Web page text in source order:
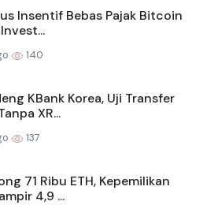
Insentif Bebas Pajak Bitcoin
140
KBank Korea, Uji Transfer
XR...
137
71 Ribu ETH, Kepemilikan
4,9 ...